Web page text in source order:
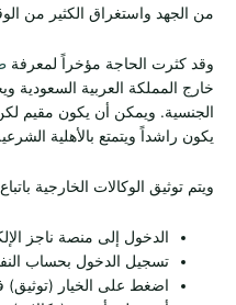
من الجهد واستغراق الكثير من
وقد كثرت الحاجة مؤخراً لمعرفة
خارج المملكة العربية
الجنسية. ويمكن أن يكون مقيم
يكون راشداً ويتمتع بالأهلية
ويتم توثيق الوكالات الخارجية
الدخول إلى منصة ناجز
تسجيل الدخول بحساب
اضغط على الخيار